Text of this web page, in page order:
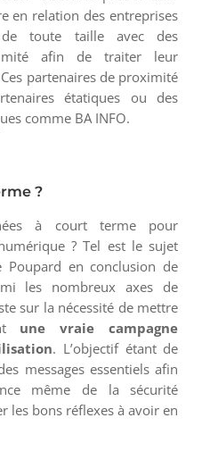
en relation des entreprises
toute taille avec des
afin de traiter leur
partenaires de proximité
étatiques ou des
comme BA INFO.
?
à court terme pour
? Tel est le sujet
Poupard en conclusion de
les nombreux axes de
sur la nécessité de mettre
une vraie campagne
. L’objectif étant de
messages essentiels afin
même de la sécurité
les bons réflexes à avoir en